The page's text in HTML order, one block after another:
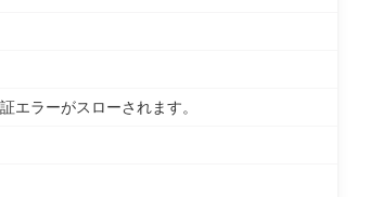
エラーがスローされます。